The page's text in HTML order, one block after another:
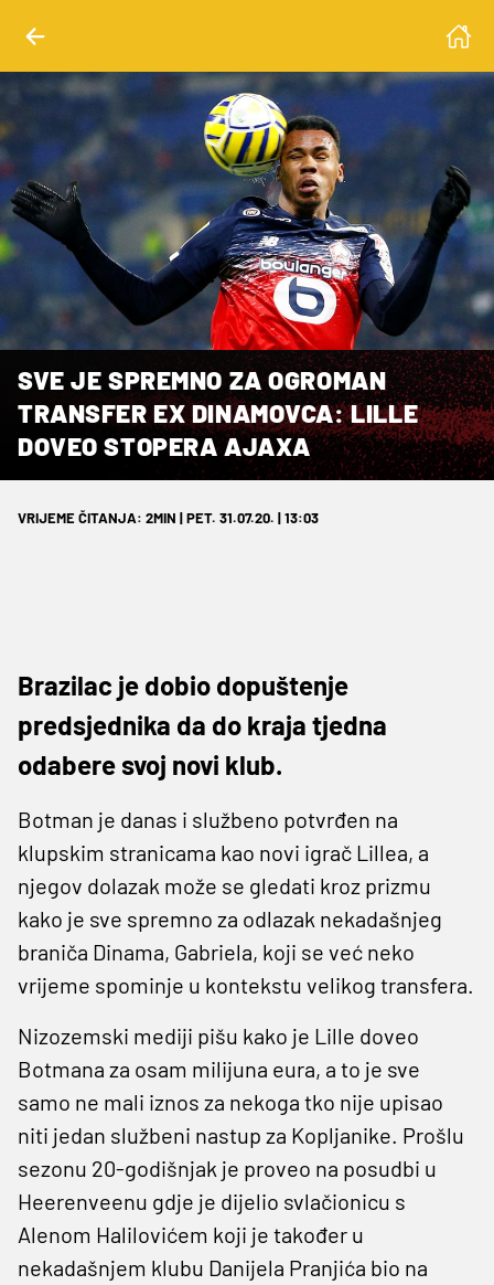
SVE JE SPREMNO ZA OGROMAN
TRANSFER EX DINAMOVCA: LILLE
DOVEO STOPERA AJAXA
VRIJEME ČITANJA: 2MIN | PET. 31.07.20. | 13:03
Brazilac je dobio dopuštenje
predsjednika da do kraja tjedna
odabere svoj novi klub.
Botman je danas i službeno potvrđen na
klupskim stranicama kao novi igrač Lillea, a
njegov dolazak može se gledati kroz prizmu
kako je sve spremno za odlazak nekadašnjeg
braniča Dinama, Gabriela, koji se već neko
vrijeme spominje u kontekstu velikog transfera.
Nizozemski mediji pišu kako je Lille doveo
Botmana za osam milijuna eura, a to je sve
samo ne mali iznos za nekoga tko nije upisao
niti jedan službeni nastup za Kopljanike. Prošlu
sezonu 20-godišnjak je proveo na posudbi u
Heerenveenu gdje je dijelio svlačionicu s
Alenom Halilovićem koji je također u
nekadašnjem klubu Danijela Pranjića bio na